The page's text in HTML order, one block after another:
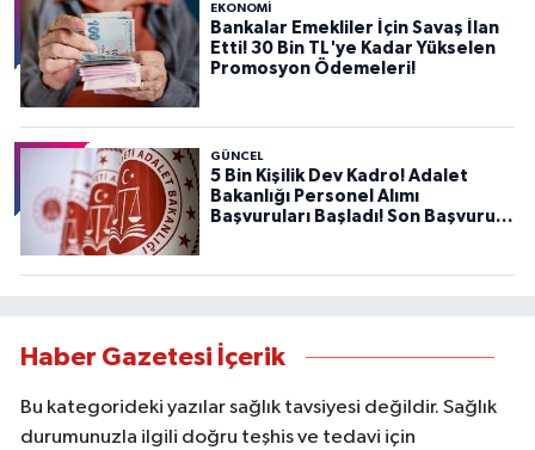
EKONOMİ
Bankalar Emekliler İçin Savaş İlan
Etti! 30 Bin TL'ye Kadar Yükselen
Promosyon Ödemeleri!
GÜNCEL
5 Bin Kişilik Dev Kadro! Adalet
Bakanlığı Personel Alımı
Başvuruları Başladı! Son Başvuru
Haber Gazetesi İçerik
Bu kategorideki yazılar sağlık tavsiyesi değildir. Sağlık
durumunuzla ilgili doğru teşhis ve tedavi için